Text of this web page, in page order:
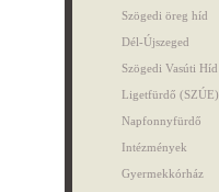
Szögedi öreg híd
Dél-Újszeged
Szögedi Vasúti Híd
Ligetfürdő (SZÚE)
Napfonnyfürdő
Intézmények
Gyermekkórház